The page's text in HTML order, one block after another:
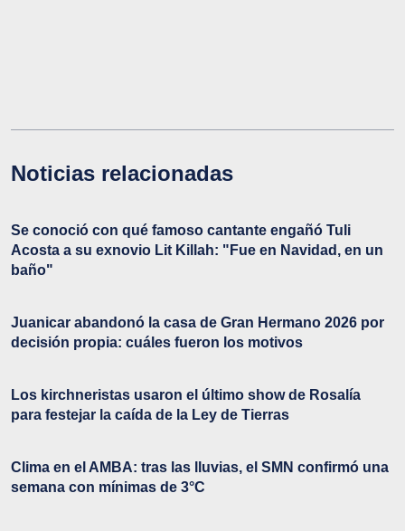
Noticias relacionadas
Se conoció con qué famoso cantante engañó Tuli
Acosta a su exnovio Lit Killah: "Fue en Navidad, en un
baño"
Juanicar abandonó la casa de Gran Hermano 2026 por
decisión propia: cuáles fueron los motivos
Los kirchneristas usaron el último show de Rosalía
para festejar la caída de la Ley de Tierras
Clima en el AMBA: tras las lluvias, el SMN confirmó una
semana con mínimas de 3°C